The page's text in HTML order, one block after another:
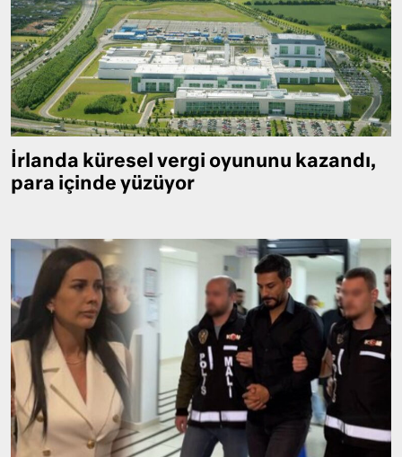
İrlanda küresel vergi oyununu kazandı,
para içinde yüzüyor